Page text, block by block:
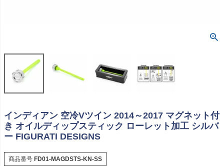
インディアン 空冷Vツイン 2014～2017 マグネット付
き オイルディップスティック ローレット加工 シルバ
ー FIGURATI DESIGNS
商品番号 FD01-MAGDSTS-KN-SS